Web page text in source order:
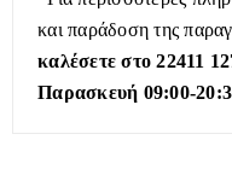
και παράδοση της
καλέσετε στο 22411
Παρασκευή 09:00-